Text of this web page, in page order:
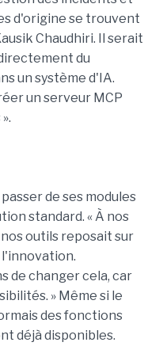
d'origine se trouvent
Chaudhiri. Il serait
du
un système d'IA.
un serveur MCP
de ses modules
standard. « À nos
outils reposait sur
de changer cela, car
» Même si le
des fonctions
déjà disponibles.